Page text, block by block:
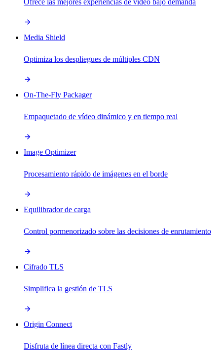
Ofrece las mejores experiencias de vídeo bajo demanda
Media Shield
Optimiza los despliegues de múltiples CDN
On-The-Fly Packager
Empaquetado de vídeo dinámico y en tiempo real
Image Optimizer
Procesamiento rápido de imágenes en el borde
Equilibrador de carga
Control pormenorizado sobre las decisiones de enrutamiento
Cifrado TLS
Simplifica la gestión de TLS
Origin Connect
Disfruta de línea directa con Fastly